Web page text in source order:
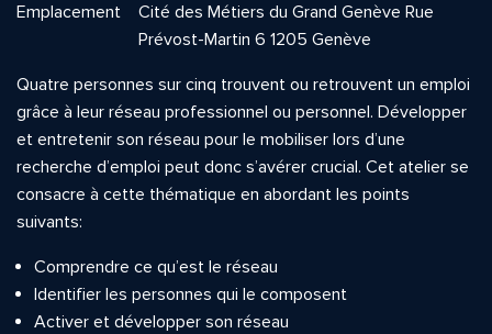
Emplacement
Cité des Métiers du Grand Genève Rue
Prévost-Martin 6 1205 Genève
Quatre personnes sur cinq trouvent ou retrouvent un emploi
grâce à leur réseau professionnel ou personnel. Développer
et entretenir son réseau pour le mobiliser lors d’une
recherche d’emploi peut donc s’avérer crucial. Cet atelier se
consacre à cette thématique en abordant les points
suivants:
Comprendre ce qu’est le réseau
Identifier les personnes qui le composent
Activer et développer son réseau